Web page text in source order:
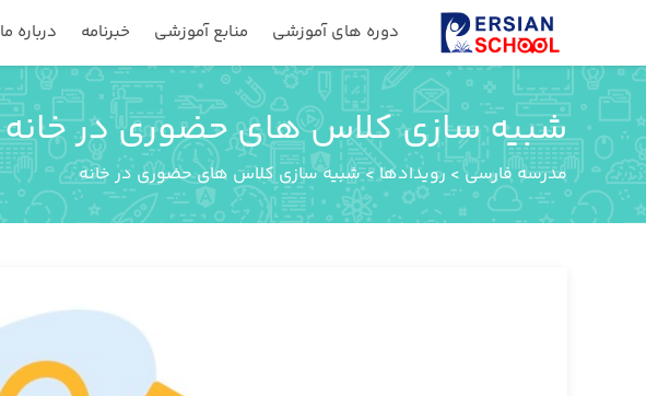
دوره های آموزشی منابع آموزشی خبرنامه درباره ما
شبیه سازی کلاس های حضوری در خانه
مدرسه فارسی> رویدادها>شبیه سازی کلاس های حضوری در خانه